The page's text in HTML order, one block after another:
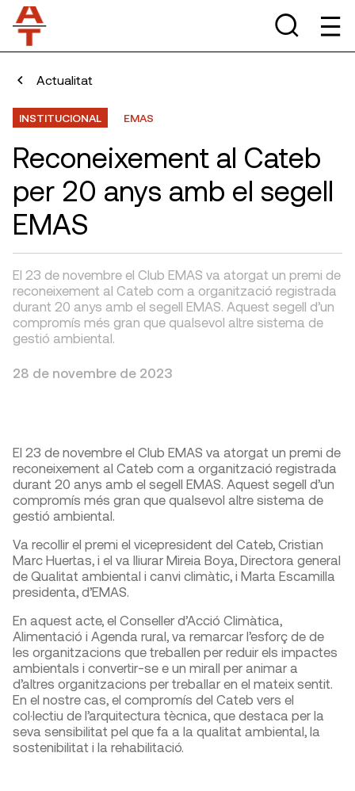
Actualitat
INSTITUCIONAL EMAS
Reconeixement al Cateb
per 20 anys amb el segell
EMAS
El 23 de novembre el Club EMAS va atorgat un premi de
reconeixement al Cateb com a organització registrada
durant 20 anys amb el segell EMAS. Aquest segell d’un
compromís més gran que qualsevol altre sistema de
gestió ambiental.
28 de novembre de 2023
El 23 de novembre el Club EMAS va atorgat un premi de
reconeixement al Cateb com a organització registrada
durant 20 anys amb el segell EMAS. Aquest segell d’un
compromís més gran que qualsevol altre sistema de
gestió ambiental.
Va recollir el premi el vicepresident del Cateb, Cristian
Marc Huertas, i el va lliurar Mireia Boya, Directora general
de Qualitat ambiental i canvi climàtic, i Marta Escamilla
presidenta, d’EMAS.
En aquest acte, el Conseller d’Acció Climàtica,
Alimentació i Agenda rural, va remarcar l’esforç de de
les organitzacions que treballen per reduir els impactes
ambientals i convertir-se e un mirall per animar a
d’altres organitzacions per treballar en el mateix sentit.
En el nostre cas, el compromís del Cateb vers el
col·lectiu de l’arquitectura tècnica, que destaca per la
seva sensibilitat pel que fa a la qualitat ambiental, la
sostenibilitat i la rehabilitació.